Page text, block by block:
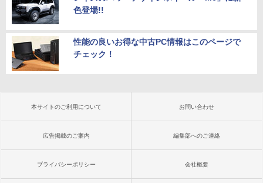
色登場!!
性能の良いお得な中古PC情報はこのページで
チェック！
本サイトのご利用について お問い合わせ
広告掲載のご案内 編集部へのご連絡
プライバシーポリシー 会社概要